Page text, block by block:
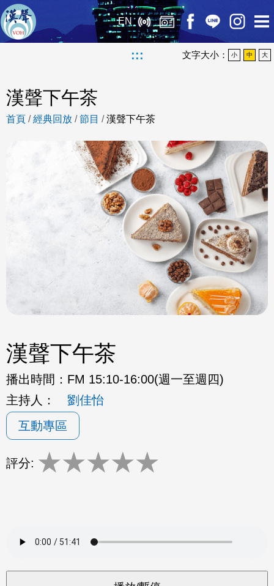
EN
::: 文字大小： 小 中 大
漢聲下午茶
首頁 /經典回放 /節目 /漢聲下午茶
漢聲下午茶
播出時間： FM 15:10-16:00(週一至週四)
主持人：
劉佳怡
互動專區
評分: ★★★★★